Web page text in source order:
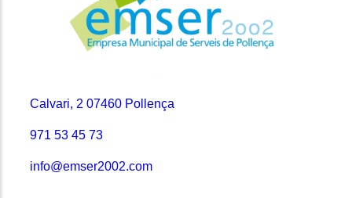
Calvari, 2 07460 Pollença
971 53 45 73
info@emser2002.com